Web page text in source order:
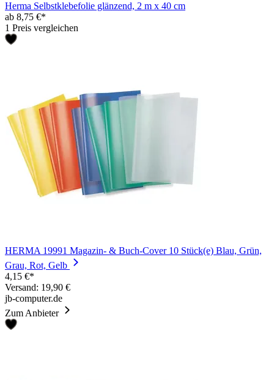
Herma Selbstklebefolie glänzend, 2 m x 40 cm
ab 8,75 €*
1 Preis vergleichen
HERMA 19991 Magazin- & Buch-Cover 10 Stück(e) Blau, Grün,
Grau, Rot, Gelb
4,15 €*
Versand: 19,90 €
jb-computer.de
Zum Anbieter